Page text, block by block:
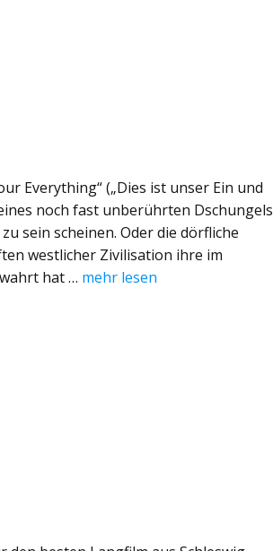
Everything“ („Dies ist unser Ein und
noch fast unberührten Dschungels
sein scheinen. Oder die dörfliche
westlicher Zivilisation ihre im
hat … mehr lesen